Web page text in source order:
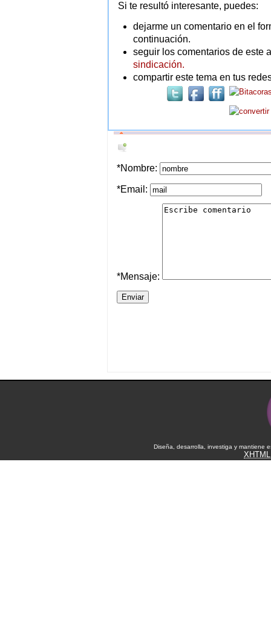
Si te resultó interesante, puedes:
dejarme un comentario en el
continuación.
seguir los comentarios de este
sindicación.
compartir este tema en tus
*Nombre:
*Email:
*Mensaje:
Diseña, desarrolla, investiga y mantiene
XHTML